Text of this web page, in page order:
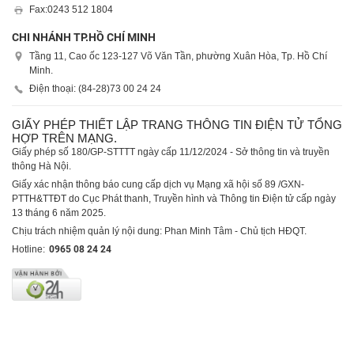
Fax:0243 512 1804
CHI NHÁNH TP.HỒ CHÍ MINH
Tầng 11, Cao ốc 123-127 Võ Văn Tần, phường Xuân Hòa, Tp. Hồ Chí
Minh.
Điện thoại: (84-28)73 00 24 24
GIẤY PHÉP THIẾT LẬP TRANG THÔNG TIN ĐIỆN TỬ TỔNG
HỢP TRÊN MẠNG.
Giấy phép số 180/GP-STTTT ngày cấp 11/12/2024 - Sở thông tin và truyền
thông Hà Nội.
Giấy xác nhận thông báo cung cấp dịch vụ Mạng xã hội số 89 /GXN-
PTTH&TTĐT do Cục Phát thanh, Truyền hình và Thông tin Điện tử cấp ngày
13 tháng 6 năm 2025.
Chịu trách nhiệm quản lý nội dung: Phan Minh Tâm - Chủ tịch HĐQT.
Hotline: 0965 08 24 24